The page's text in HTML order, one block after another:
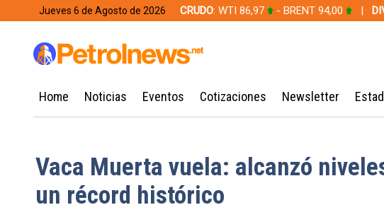
Jueves 6 de Agosto de 2026 CRUDO: WTI 86,97 - BRENT 94,00 |
Home Noticias Eventos Cotizaciones Newsletter
Vaca Muerta vuela: alcanzó
un récord histórico